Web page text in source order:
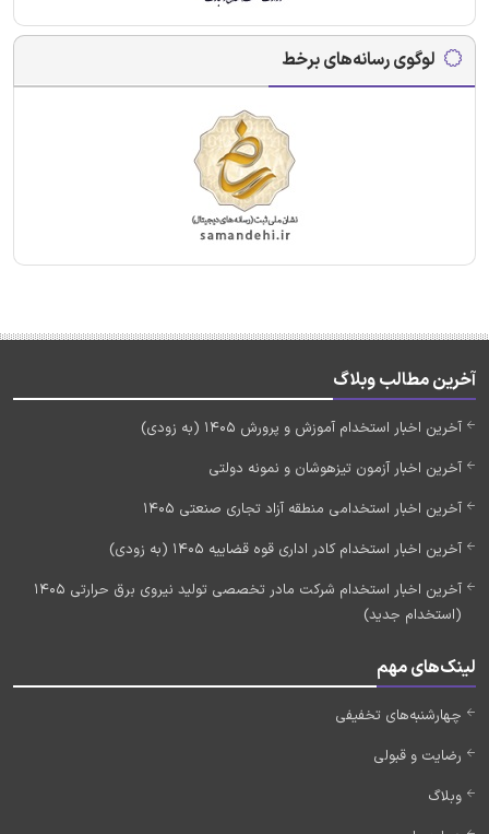
لوگوی رسانه‌های برخط
آخرین مطالب وبلاگ
آخرین اخبار استخدام آموزش و پرورش 1405 (به زودی)
آخرین اخبار آزمون تیزهوشان و نمونه دولتی
آخرین اخبار استخدامی منطقه آزاد تجاری صنعتی 1405
آخرین اخبار استخدام کادر اداری قوه قضاییه 1405 (به زودی)
آخرین اخبار استخدام شرکت مادر تخصصی تولید نیروی برق حرارتی 1405
(استخدام جدید)
لینک‌های مهم
چهارشنبه‌های تخفیفی
رضایت و قبولی
وبلاگ